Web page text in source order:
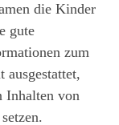
die Kinder
gute
zum
Inhalten von